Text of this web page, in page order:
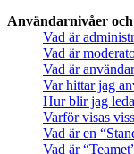
Användarnivåer
Vad är
Vad är
Vad är
Var hittar jag
Hur blir jag
Varför visas
Vad är en
Vad är